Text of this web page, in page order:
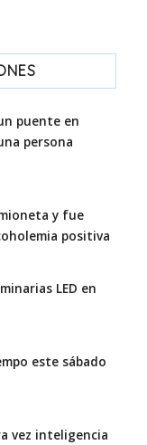
puente en
persona
y fue
positiva
LED en
este sábado
vez inteligencia